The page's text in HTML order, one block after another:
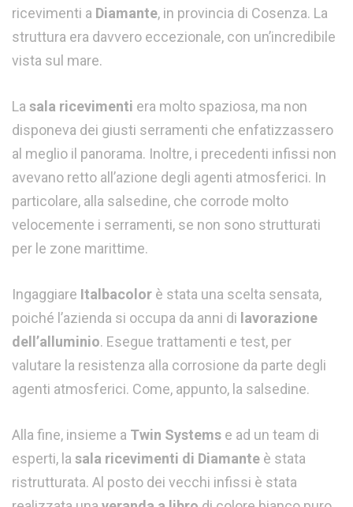
ricevimenti a Diamante, in provincia di Cosenza. La
struttura era davvero eccezionale, con un’incredibile
vista sul mare.
La sala ricevimenti era molto spaziosa, ma non
disponeva dei giusti serramenti che enfatizzassero
al meglio il panorama. Inoltre, i precedenti infissi non
avevano retto all’azione degli agenti atmosferici. In
particolare, alla salsedine, che corrode molto
velocemente i serramenti, se non sono strutturati
per le zone marittime.
Ingaggiare Italbacolor è stata una scelta sensata,
poiché l’azienda si occupa da anni di lavorazione
dell’alluminio. Esegue trattamenti e test, per
valutare la resistenza alla corrosione da parte degli
agenti atmosferici. Come, appunto, la salsedine.
Alla fine, insieme a Twin Systems e ad un team di
esperti, la sala ricevimenti di Diamante è stata
ristrutturata. Al posto dei vecchi infissi è stata